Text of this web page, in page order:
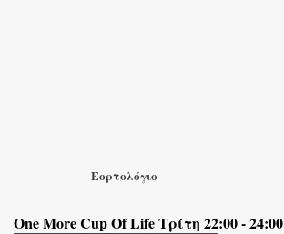
Εορτολόγιο
One More Cup Of Life Τρίτη 22:00 - 24:00